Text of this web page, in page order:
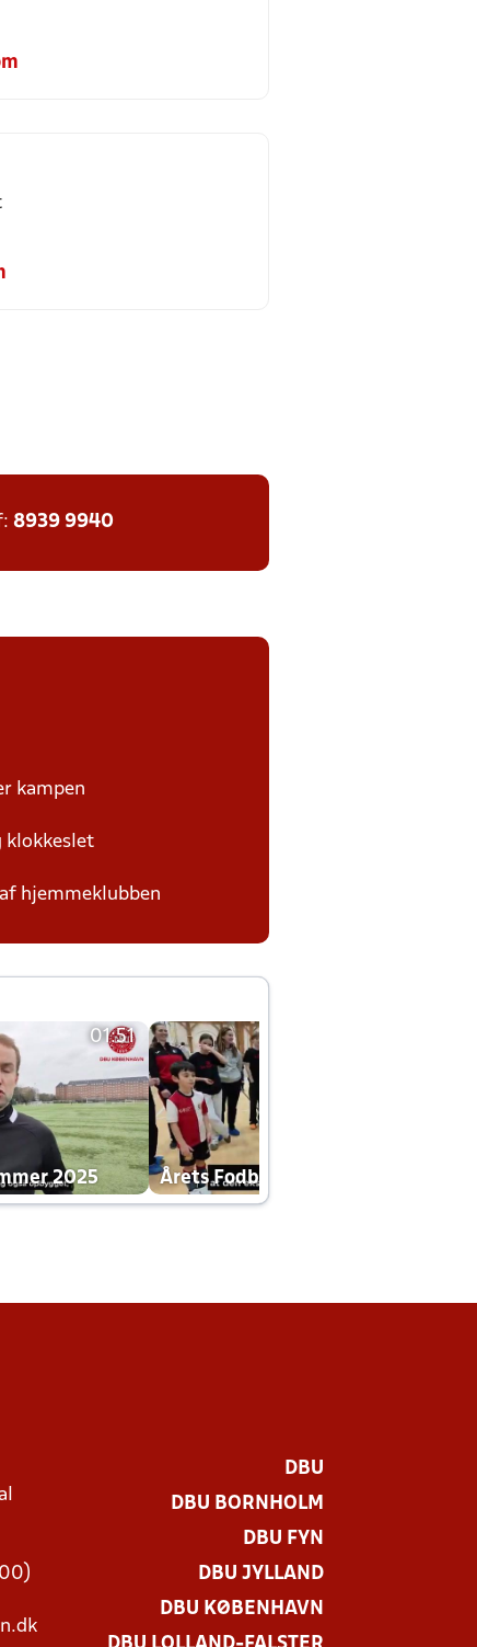
8939 9940
kampen
klokkeslet
hjemmeklubben
01:51
2025 Årets Fodboldklub 2025 mp4
DBU
DBU BORNHOLM
DBU FYN
DBU JYLLAND
DBU KØBENHAVN